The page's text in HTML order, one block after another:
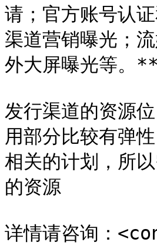
请；官方账号认
渠道营销曝光；
外大屏曝光等。**
发行渠道的资源
用部分比较有弹
相关的计划，所
的资源
详情请咨询：